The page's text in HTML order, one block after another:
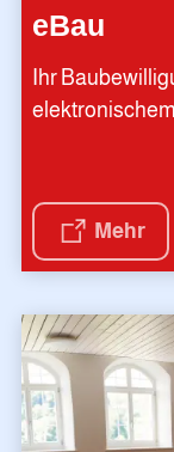
eBau
Ihr
Mehr